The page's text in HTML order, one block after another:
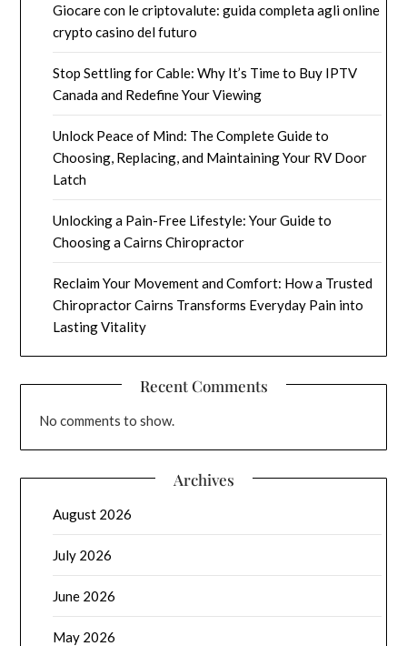
Giocare con le criptovalute: guida completa agli online
crypto casino del futuro
Stop Settling for Cable: Why It’s Time to Buy IPTV
Canada and Redefine Your Viewing
Unlock Peace of Mind: The Complete Guide to
Choosing, Replacing, and Maintaining Your RV Door
Latch
Unlocking a Pain-Free Lifestyle: Your Guide to
Choosing a Cairns Chiropractor
Reclaim Your Movement and Comfort: How a Trusted
Chiropractor Cairns Transforms Everyday Pain into
Lasting Vitality
Recent Comments
No comments to show.
Archives
August 2026
July 2026
June 2026
May 2026